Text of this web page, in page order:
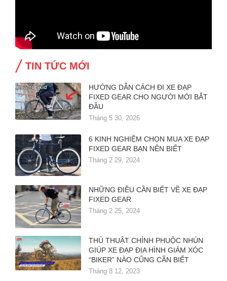
TIN TỨC MỚI
HƯỚNG DẪN CÁCH ĐI XE ĐẠP
FIXED GEAR CHO NGƯỜI MỚI BẮT
ĐẦU
Tháng 5 30, 2026
6 KINH NGHIỆM CHỌN MUA XE ĐẠP
FIXED GEAR BẠN NÊN BIẾT
Tháng 2 29, 2024
NHỮNG ĐIỀU CẦN BIẾT VỀ XE ĐẠP
FIXED GEAR
Tháng 2 25, 2024
THỦ THUẬT CHỈNH PHUỘC NHÚN
GIÚP XE ĐẠP ĐỊA HÌNH GIẢM XÓC
“BIKER” NÀO CŨNG CẦN BIẾT
Tháng 8 12, 2023